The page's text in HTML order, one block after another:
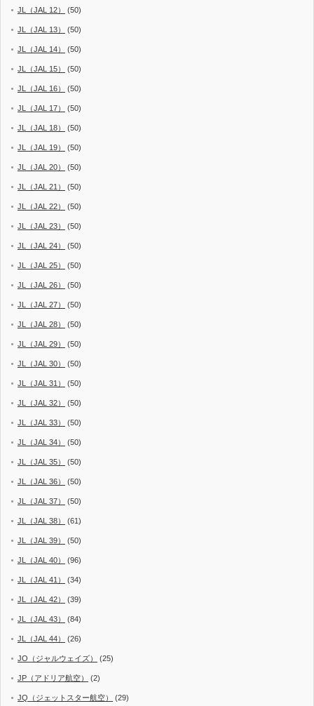
JL（JAL 12） (50)
JL（JAL 13） (50)
JL（JAL 14） (50)
JL（JAL 15） (50)
JL（JAL 16） (50)
JL（JAL 17） (50)
JL（JAL 18） (50)
JL（JAL 19） (50)
JL（JAL 20） (50)
JL（JAL 21） (50)
JL（JAL 22） (50)
JL（JAL 23） (50)
JL（JAL 24） (50)
JL（JAL 25） (50)
JL（JAL 26） (50)
JL（JAL 27） (50)
JL（JAL 28） (50)
JL（JAL 29） (50)
JL（JAL 30） (50)
JL（JAL 31） (50)
JL（JAL 32） (50)
JL（JAL 33） (50)
JL（JAL 34） (50)
JL（JAL 35） (50)
JL（JAL 36） (50)
JL（JAL 37） (50)
JL（JAL 38） (61)
JL（JAL 39） (50)
JL（JAL 40） (96)
JL（JAL 41） (34)
JL（JAL 42） (39)
JL（JAL 43） (84)
JL（JAL 44） (26)
JO（ジャルウェイズ） (25)
JP（アドリア航空） (2)
JQ（ジェットスター航空） (29)